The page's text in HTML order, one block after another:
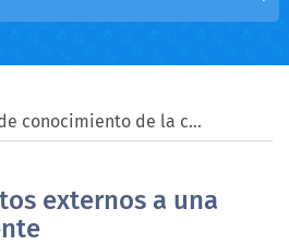
Base de conocimiento de la comunidad
externos a una